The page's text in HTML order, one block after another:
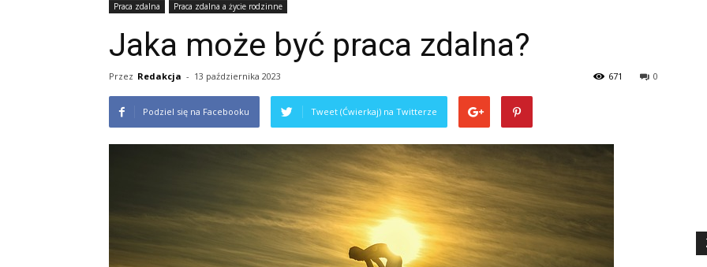
Praca zdalna Praca zdalna a życie rodzinne
Jaka może być praca zdalna?
Przez Redakcja - 13 października 2023 0
671
Podziel się na Facebooku Tweet (Ćwierkaj) na Twitterze